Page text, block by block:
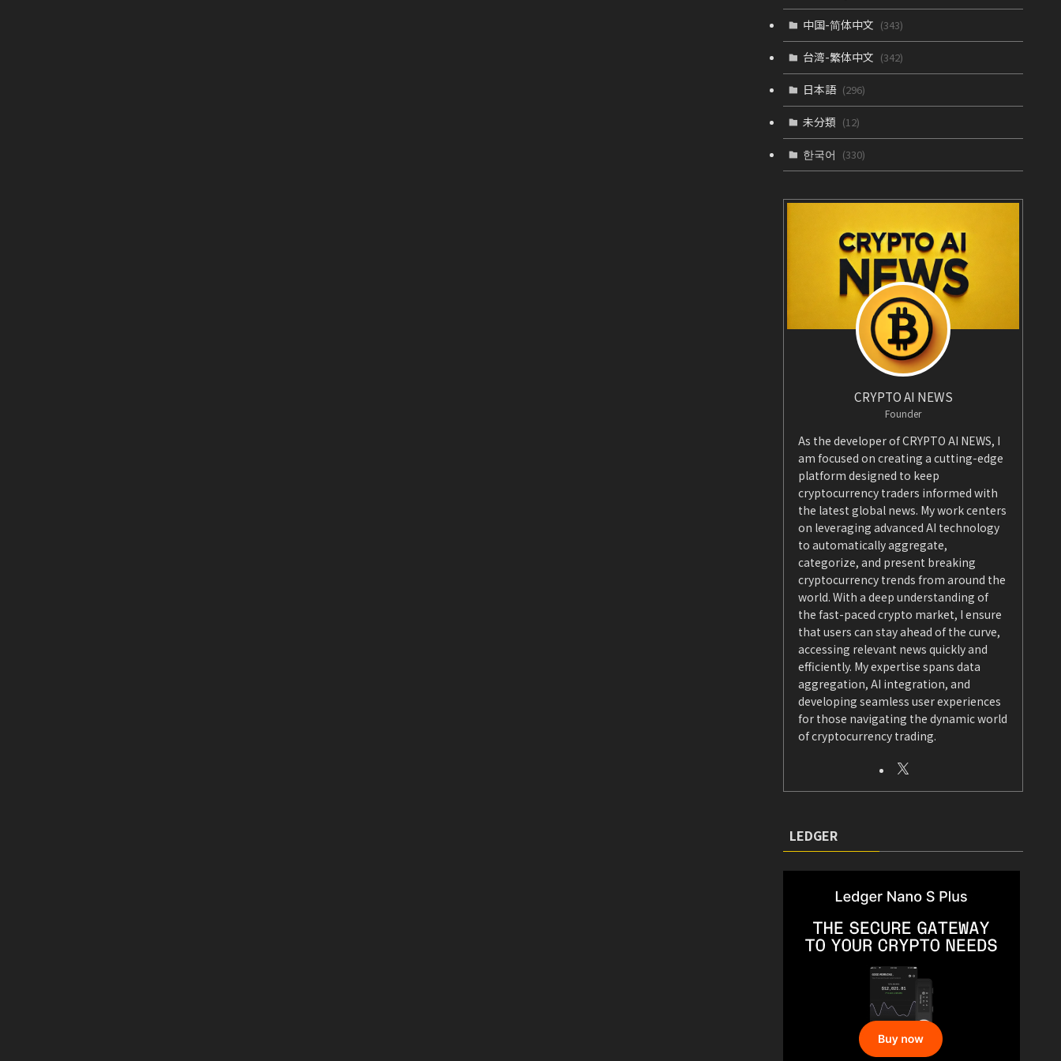
中国-简体中文 (343)
台湾-繁体中文 (342)
日本語 (296)
未分類 (12)
한국어 (330)
CRYPTO AI NEWS
Founder
As the developer of CRYPTO AI NEWS, I
am focused on creating a cutting-edge
platform designed to keep
cryptocurrency traders informed with
the latest global news. My work centers
on leveraging advanced AI technology
to automatically aggregate,
categorize, and present breaking
cryptocurrency trends from around the
world. With a deep understanding of
the fast-paced crypto market, I ensure
that users can stay ahead of the curve,
accessing relevant news quickly and
efficiently. My expertise spans data
aggregation, AI integration, and
developing seamless user experiences
for those navigating the dynamic world
of cryptocurrency trading.
LEDGER